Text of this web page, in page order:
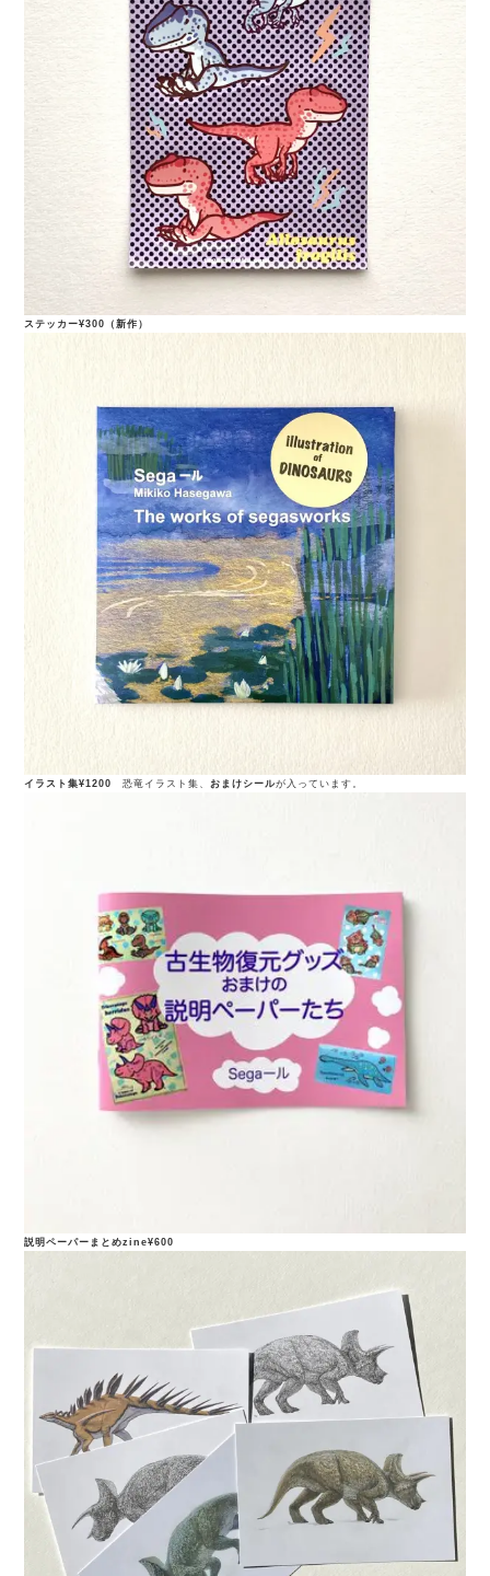
ステッカー¥300（新作）
イラスト集¥1200 恐竜イラスト集、 おまけシールが入っています。
説明ペーパーまとめzine¥600